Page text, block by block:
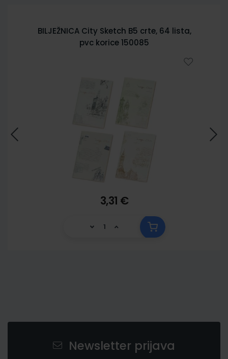
BILJEŽNICA City Sketch B5 crte, 64 lista,
pvc korice 150085
3,31 €
Newsletter prijava